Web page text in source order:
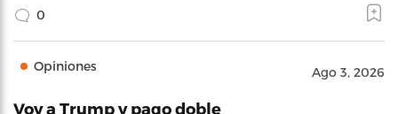
0
Opiniones Ago 3, 2026
Voy a Trump y pago doble